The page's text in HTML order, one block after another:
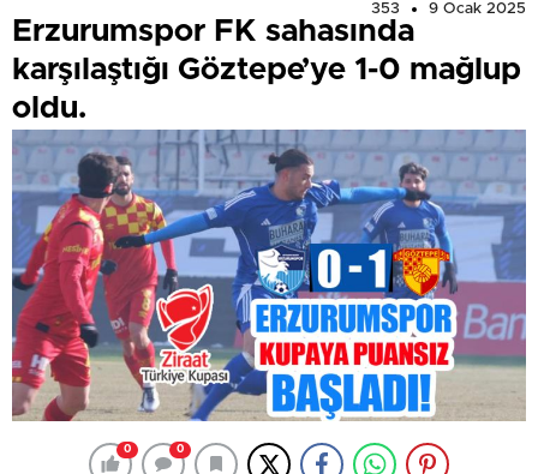
353
9 Ocak 2025
Erzurumspor FK sahasında
karşılaştığı Göztepe’ye 1-0 mağlup
oldu.
0 0